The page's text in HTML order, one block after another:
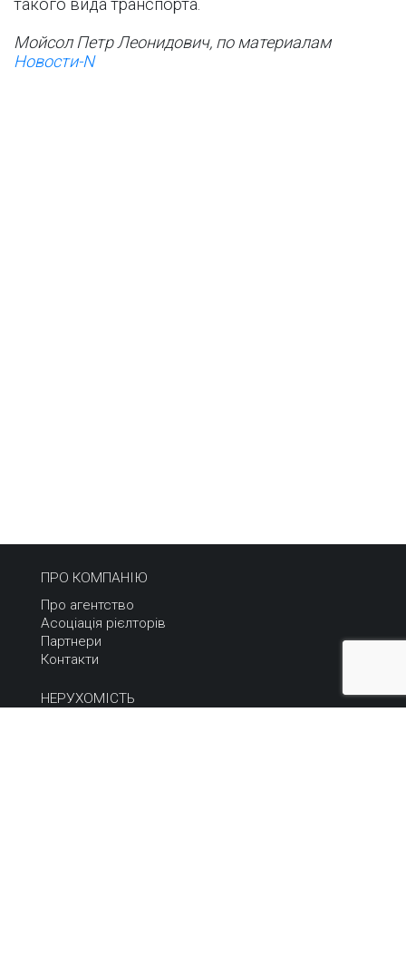
такого вида транспорта.
Мойсол Петр Леонидович, по материалам
Новости-N
ПРО КОМПАНІЮ
Про агентство
Асоціація рієлторів
Партнери
Контакти
НЕРУХОМІСТЬ